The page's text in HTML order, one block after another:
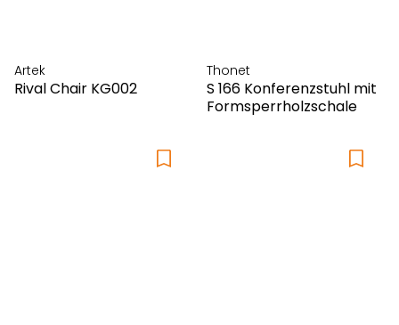
Artek
Rival Chair KG002
Thonet
S 166 Konferenzstuhl mit
Formsperrholzschale